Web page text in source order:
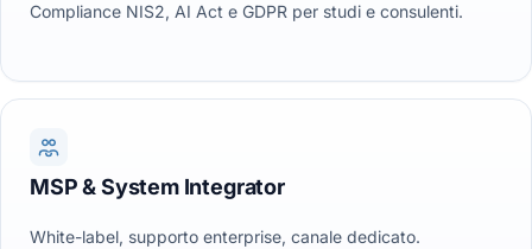
Compliance NIS2, AI Act e GDPR per studi e consulenti.
MSP & System Integrator
White-label, supporto enterprise, canale dedicato.